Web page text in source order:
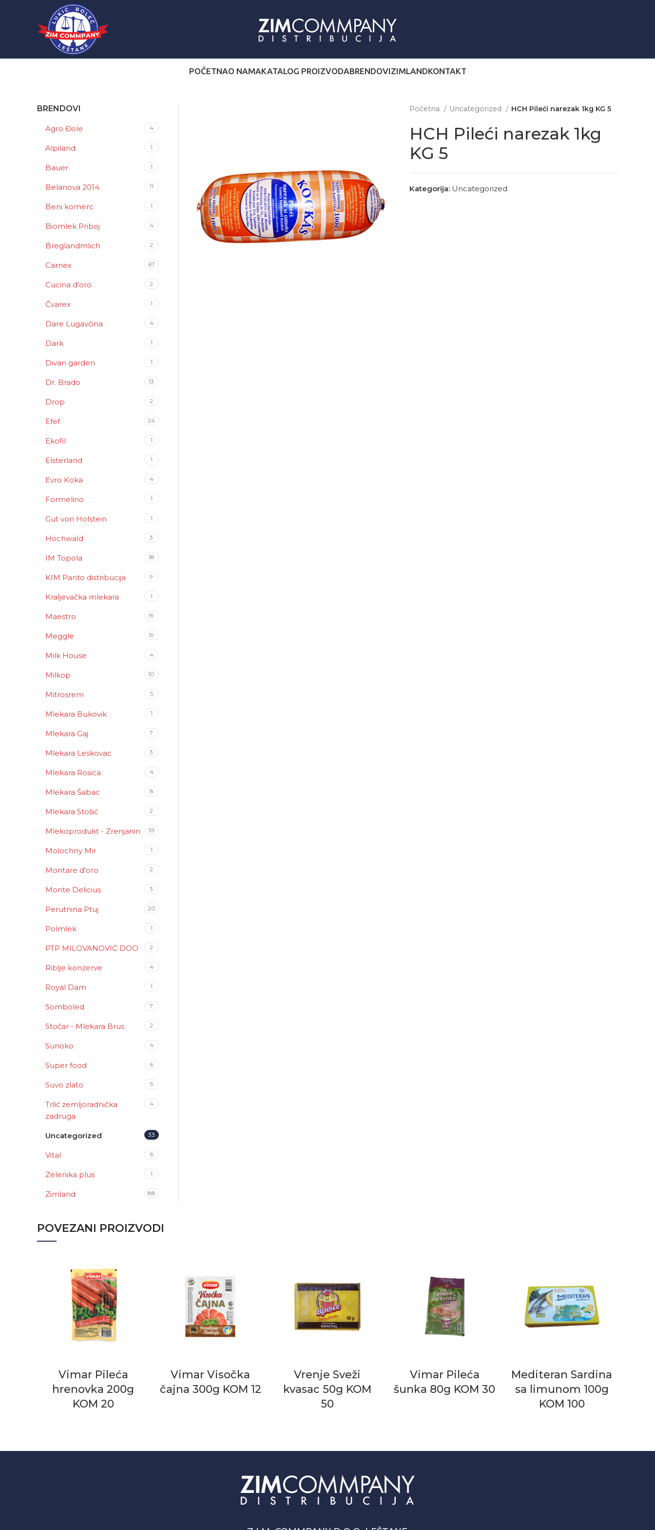
POČETNAO NAMAKATALOG PROIZVODABRENDOVIZIMLANDKONTAKT
Početna Uncategorized HCH Pileći narezak 1kg KG 5
HCH Pileći narezak 1kg
KG 5
Kategorija: Uncategorized
BRENDOVI
Agro Đole 4
Alpiland 1
Bauer 1
Belanova 2014 11
Beni komerc 1
Biomlek Priboj 4
Breglandmlich 2
Carnex 67
Cucina d'oro 2
Čvarex 1
Dare Lugavčina 4
Dark 1
Divan garden 1
Dr. Brado 13
Drop 2
Efef 24
Ekofil 1
Elsterland 1
Evro Koka 4
Formelino 1
Gut von Holstein 1
Hochwald 3
IM Topola 18
KIM Panto distribucija 9
Kraljevačka mlekara 1
Maestro 19
Meggle 19
Milk House 4
Milkop 10
Mitrosrem 5
Mlekara Bukovik 1
Mlekara Gaj 7
Mlekara Leskovac 3
Mlekara Rosica 4
Mlekara Šabac 8
Mlekara Stošić 2
Mlekoprodukt - Zrenjanin 39
Molochny Mir 1
Montare d'oro 2
Monte Delicius 3
Perutnina Ptuj 20
Polmlek 1
PTP MILOVANOVIĆ DOO 2
Riblje konzerve 4
Royal Dam 1
Somboled 7
Stočar - Mlekara Brus 2
Sunoko 4
Super food 6
Suvo zlato 5
Trlić zemljoradnička
zadruga
4
Uncategorized 33
Vital 6
Zelenika plus 1
Zimland 88
POVEZANI PROIZVODI
Vimar Pileća
hrenovka 200g
KOM 20
Vimar Visočka
čajna 300g KOM 12
Vrenje Sveži
kvasac 50g KOM
50
Vimar Pileća
šunka 80g KOM 30
Mediteran Sardina
sa limunom 100g
KOM 100